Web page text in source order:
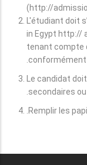
(http://
L'étudiant doit
in Egypt http://
tenant compte
conformément
Le candidat
secondaires
Remplir les